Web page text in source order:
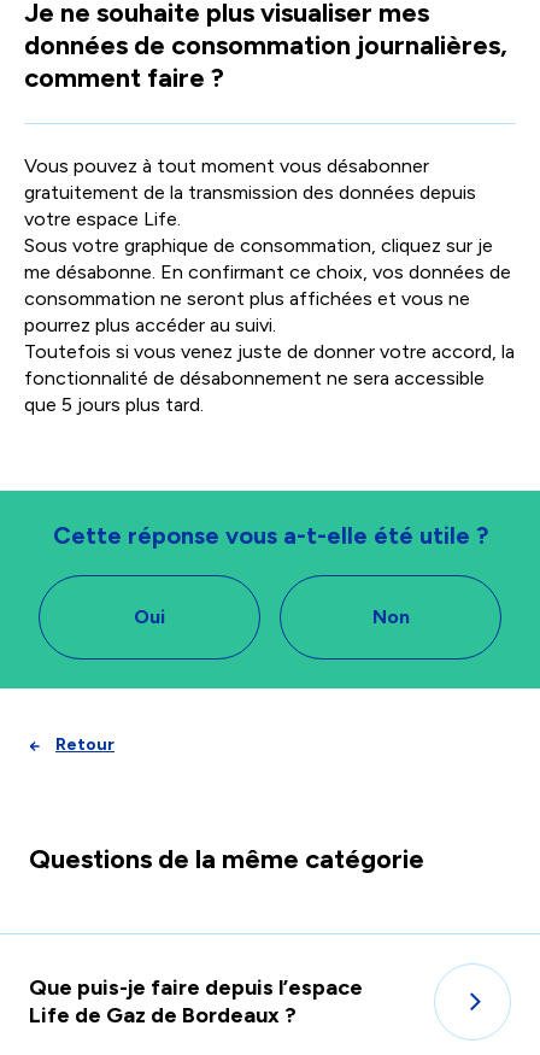
la
Je ne souhaite plus visualiser mes
données de consommation journalières,
comment faire ?
Vous pouvez à tout moment vous désabonner
gratuitement de la transmission des données depuis
votre espace Life.
Sous votre graphique de consommation, cliquez sur je
me désabonne. En confirmant ce choix, vos données de
consommation ne seront plus affichées et vous ne
pourrez plus accéder au suivi.
Toutefois si vous venez juste de donner votre accord, la
fonctionnalité de désabonnement ne sera accessible
que 5 jours plus tard.
Cette réponse vous a-t-elle été utile ?
Oui Non
Retour
Questions de la même catégorie
Que puis-je faire depuis l’espace
Life de Gaz de Bordeaux ?